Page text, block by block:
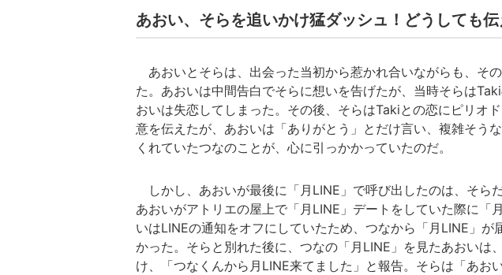
あおい、そらを追いかけ猛ダッシュ！どうしても
あおいとそらは、出会った当初から惹かれ合いながらも、そ
た。あおいは中間告白でそらに想いを告げたが、当時そらは
おいは失恋してしまった。その後、そらはTakiとの恋にピリオ
意を伝えたが、あおいは「ありがとう」とだけ言い、複雑そう
くれていたつなのことが、心に引っかかっていたのだ。
しかし、あおいが最後に「月LINE」で呼び出したのは、そら
あおいがアトリエの屋上で「月LINE」デートをしていた際に「
いはLINEの通知をオフにしていたため、つなから「月LINE」が
かった。そらと別れた後に、つなの「月LINE」を見たあおいは
け、「つなくんから月LINE来てました」と報告。そらは「あお